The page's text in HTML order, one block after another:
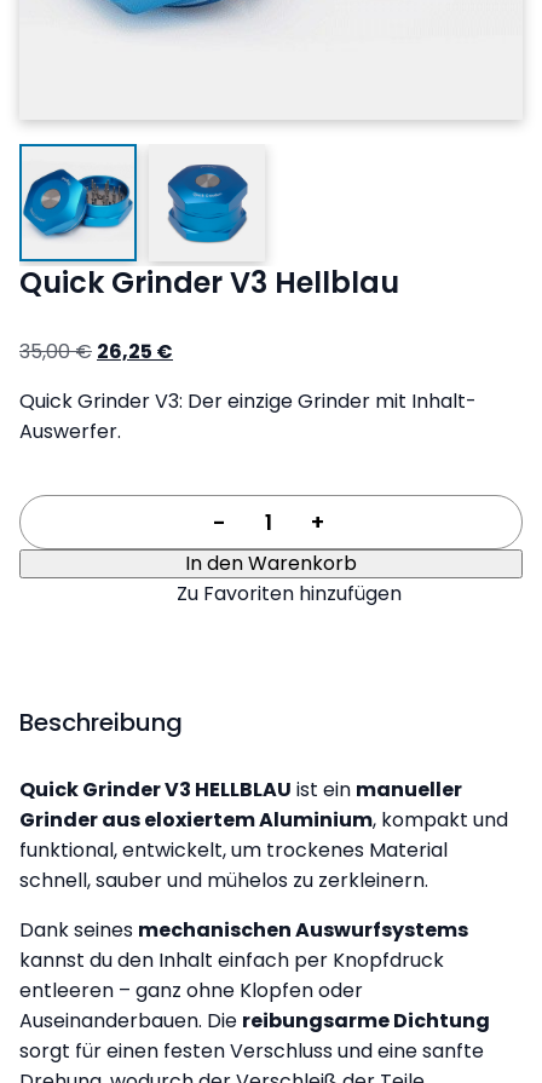
Quick Grinder V3 Hellblau
35,00€ Ursprünglicher
war:
35,00 €
26,25 €
ist:
Quick Grinder V3: Der einzige Grinder mit Inhalt-
Auswerfer.
- +
In den Warenkorb
Zu Favoriten hinzufügen
Beschreibung
Quick Grinder V3 HELLBLAU ist ein manueller
Grinder aus eloxiertem Aluminium, kompakt und
funktional, entwickelt, um trockenes Material
schnell, sauber und mühelos zu zerkleinern.
Dank seines mechanischen Auswurfsystems
kannst du den Inhalt einfach per Knopfdruck
entleeren – ganz ohne Klopfen oder
Auseinanderbauen. Die reibungsarme Dichtung
sorgt für einen festen Verschluss und eine sanfte